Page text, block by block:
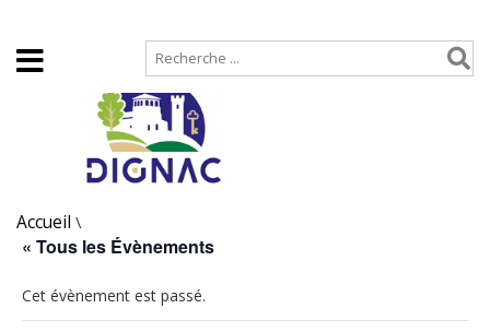
Accueil \
« Tous les Évènements
Cet évènement est passé.